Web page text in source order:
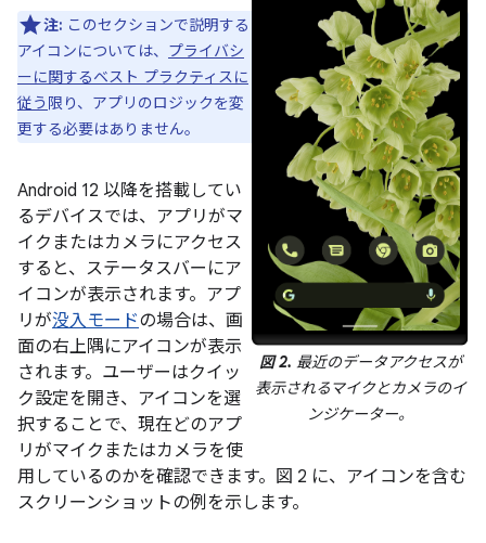
図 2. 最近のデータアクセスが
表示されるマイクとカメラのイ
ンジケーター。
注: このセクションで説明する
アイコンについては、 プライバシ
ーに関するベスト プラクティスに
従う 限り、アプリのロジックを変
更する必要はありません。
Android 12 以降を搭載してい
るデバイスでは、アプリがマ
イクまたはカメラにアクセス
すると、ステータスバーにア
イコンが表示されます。アプ
リが没入モードの場合は、画
面の右上隅にアイコンが表示
されます。ユーザーはクイッ
ク設定を開き、アイコンを選
択することで、現在どのアプ
リがマイクまたはカメラを使
用しているのかを確認できます。図 2 に、アイコンを含む
スクリーンショットの例を示します。